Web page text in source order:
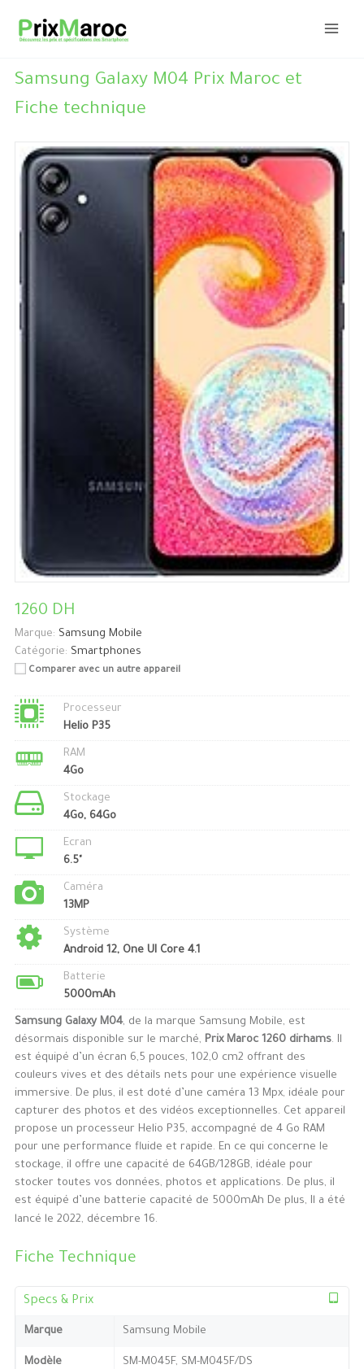
Samsung Galaxy M04 Prix Maroc et
Fiche technique
1260 DH
Marque: Samsung Mobile
Catégorie: Smartphones
Comparer avec un autre appareil
Processeur
Helio P35
RAM
4Go
Stockage
4Go, 64Go
Ecran
6.5"
Caméra
13MP
Système
Android 12, One UI Core 4.1
Batterie
5000mAh
Samsung Galaxy M04, de la marque Samsung Mobile, est
désormais disponible sur le marché, Prix Maroc 1260 dirhams. Il
est équipé d’un écran 6,5 pouces, 102,0 cm2 offrant des
couleurs vives et des détails nets pour une expérience visuelle
immersive. De plus, il est doté d’une caméra 13 Mpx, idéale pour
capturer des photos et des vidéos exceptionnelles. Cet appareil
propose un processeur Helio P35, accompagné de 4 Go RAM
pour une performance fluide et rapide. En ce qui concerne le
stockage, il offre une capacité de 64GB/128GB, idéale pour
stocker toutes vos données, photos et applications. De plus, il
est équipé d’une batterie capacité de 5000mAh De plus, Il a été
lancé le 2022, décembre 16.
Fiche Technique
Specs & Prix
Marque Samsung Mobile
Modèle SM-M045F, SM-M045F/DS